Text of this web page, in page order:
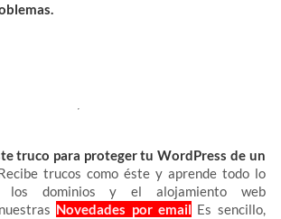
truco para proteger tu WordPress de un
trucos como éste y aprende todo lo
los dominios y el alojamiento web
Novedades por email Es sencillo,